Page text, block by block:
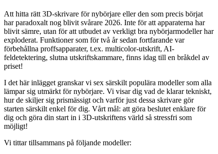
Att hitta rätt 3D-skrivare för nybörjare eller den som precis börjat
har paradoxalt nog blivit svårare 2026. Inte för att apparaterna har
blivit sämre, utan för att utbudet av verkligt bra nybörjarmodeller har
exploderat. Funktioner som för två år sedan fortfarande var
förbehållna proffsapparater, t.ex. multicolor-utskrift, AI-
feldetektering, slutna utskriftskammare, finns idag till en bråkdel av
priset!
I det här inlägget granskar vi sex särskilt populära modeller som alla
lämpar sig utmärkt för nybörjare. Vi visar dig vad de klarar tekniskt,
hur de skiljer sig prismässigt och varför just dessa skrivare gör
starten särskilt enkel för dig. Vårt mål: att göra beslutet enklare för
dig och göra din start in i 3D-utskriftens värld så stressfri som
möjligt!
Vi tittar tillsammans på följande modeller: